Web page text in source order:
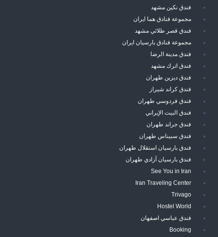
فندق نكين مشهد
مجموعة فنادق هما ايران
فندق قصر طلائي مشهد
مجموعة فنادق بارسيان ايران
فندق مدينة الرضا
فندق اترك مشهد
فندق ديزين طهران
فندق كراند شيراز
فندق فردوسي طهران
فندق البيت الإيراني
فندق جراند طهران
فندق سبيناس طهران
فندق بارسيان استقلال طهران
فندق بارسيان آزادي طهران
See You in Iran
Iran Traveling Center
Trivago
Hostel World
فندق عباسي اصفهان
Booking